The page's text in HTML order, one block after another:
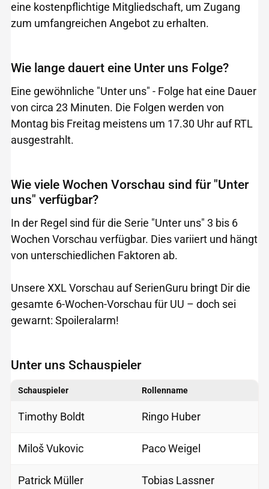
eine kostenpflichtige Mitgliedschaft, um Zugang
zum umfangreichen Angebot zu erhalten.
Wie lange dauert eine Unter uns Folge?
Eine gewöhnliche "Unter uns" - Folge hat eine Dauer
von circa 23 Minuten. Die Folgen werden von
Montag bis Freitag meistens um 17.30 Uhr auf RTL
ausgestrahlt.
Wie viele Wochen Vorschau sind für "Unter
uns" verfügbar?
In der Regel sind für die Serie "Unter uns" 3 bis 6
Wochen Vorschau verfügbar. Dies variiert und hängt
von unterschiedlichen Faktoren ab.
Unsere XXL Vorschau auf SerienGuru bringt Dir die
gesamte 6-Wochen-Vorschau für UU – doch sei
gewarnt: Spoileralarm!
Unter uns Schauspieler
Schauspieler Rollenname
Timothy Boldt Ringo Huber
Miloš Vukovic Paco Weigel
Patrick Müller Tobias Lassner